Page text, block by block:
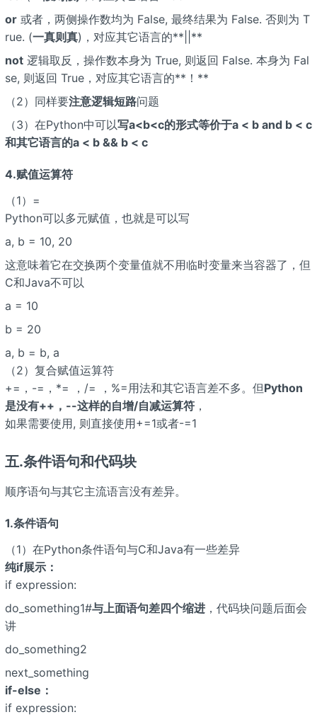
or或者，两侧操作数均为 False, 最终结果为 False. 否则为 T
rue. (一真则真)，对应其它语言的**||**
not逻辑取反，操作数本身为 True, 则返回 False. 本身为 Fal
se, 则返回 True，对应其它语言的**！**
（2）同样要注意逻辑短路问题
（3）在Python中可以写a<b<c的形式等价于a < b and b < c
和其它语言的a < b && b < c
4.赋值运算符
（1）=
Python可以多元赋值，也就是可以写
a, b = 10, 20
这意味着它在交换两个变量值就不用临时变量来当容器了，但
C和Java不可以
a = 10
b = 20
a, b = b, a
（2）复合赋值运算符
+=，-=，*= ，/= ，%=用法和其它语言差不多。但Python
是没有++，--这样的自增/自减运算符，
如果需要使用, 则直接使用+=1或者-=1
五.条件语句和代码块
顺序语句与其它主流语言没有差异。
1.条件语句
（1）在Python条件语句与C和Java有一些差异
纯if展示：
if expression:
do_something1#与上面语句差四个缩进，代码块问题后面会
讲
do_something2
next_something
if-else：
if expression: